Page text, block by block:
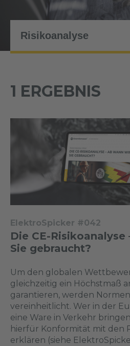
1 ERGEBNIS
ElektroSpicker #042
Die CE-
Sie gebraucht?
Um den globalen
gleichzeitig ein Höchstmaß
garantieren, werden
vereinheitlicht. Wer in der
eine Ware in Verkehr
hierfür Konformität mit den
erklären (siehe